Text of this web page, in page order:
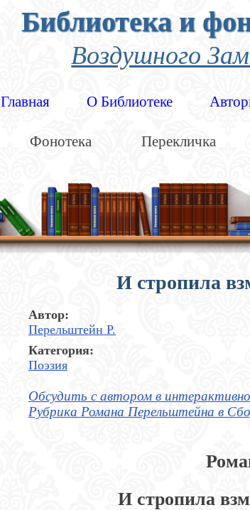
Библиотека и
Воздушного
Главная О Библиотеке
Фонотека Перекличка
И стропила
Автор:
Перельштейн Р.
Категория:
Поэзия
Обсудить с автором в
Рубрика Романа Перельштейна в
И стропила